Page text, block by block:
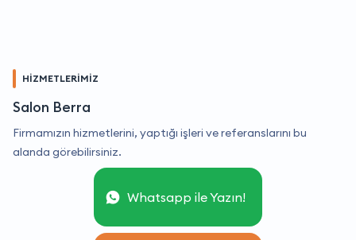
HİZMETLERİMİZ
Salon Berra
Firmamızın hizmetlerini, yaptığı işleri ve referanslarını bu
alanda görebilirsiniz.
Whatsapp ile Yazın!